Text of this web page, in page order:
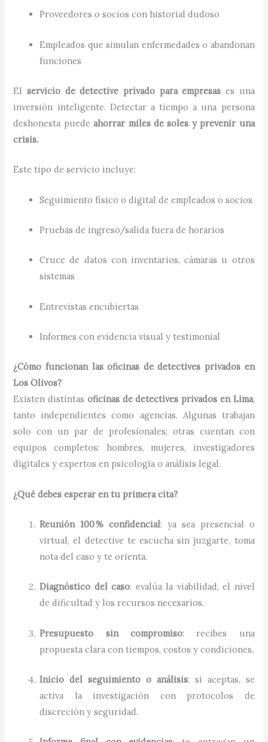
Proveedores o socios con historial dudoso
Empleados que simulan enfermedades o abandonan
funciones
Elservicio de detective privado para empresas es una
inversión inteligente. Detectar a tiempo a una persona
deshonesta puedeahorrar miles de soles y prevenir una
crisis.
Este tipo de servicio incluye:
Seguimiento físico o digital de empleados o socios
Pruebas de ingreso/salida fuera de horarios
Cruce de datos con inventarios, cámaras u otros
sistemas
Entrevistas encubiertas
Informes con evidencia visual y testimonial
¿Cómo funcionan las oficinas de detectives privados en
Los Olivos?
Existen distintas oficinas de detectives privados en Lima,
tanto independientes como agencias. Algunas trabajan
solo con un par de profesionales; otras cuentan con
equipos completos: hombres, mujeres, investigadores
digitales y expertos en psicología o análisis legal.
¿Qué debes esperar en tu primera cita?
Reunión 100 % confidencial: ya sea presencial o
virtual, el detective te escucha sin juzgarte, toma
nota del caso y te orienta.
Diagnóstico del caso: evalúa la viabilidad, el nivel
de dificultad y los recursos necesarios.
Presupuesto sin compromiso: recibes una
propuesta clara con tiempos, costos y condiciones.
Inicio del seguimiento o análisis: si aceptas, se
activa la investigación con protocolos de
discreción y seguridad.